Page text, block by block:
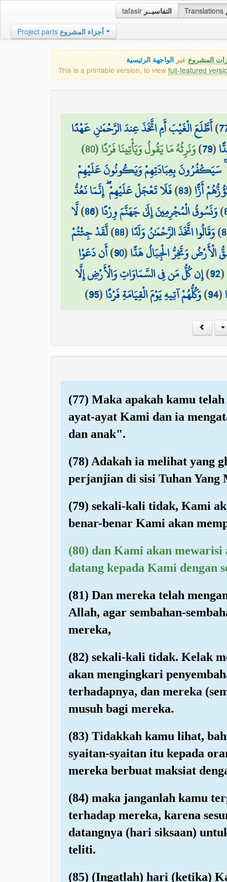
tafasir التفاسيــر Translations
Project parts أجزاء المشروع
المشروع عبر الواجهة الرئيسية
This is a printable version, to view full-featured
)أَطَّلَعَ الْغَيْبَ أَمِ اتَّخَذَ عِندَ الرَّحْمَٰنِ عَهْدًا
(
79
)وَنَرِثُهُ مَا يَقُولُ وَيَأْتِينَا فَرْدًا (80)
سَيَكْفُرُونَ بِعِبَادَتِهِمْ وَيَكُونُونَ عَلَيْهِمْ
أَزًّا(
83
)فَلَا تَعْجَلْ عَلَيْهِمْ ۖ إِنَّمَا نَعُدُّ
)وَنَسُوقُ الْمُجْرِمِينَ إِلَىٰ جَهَنَّمَ وِرْدًا(
86
)لَّا
)وَقَالُوا اتَّخَذَ الرَّحْمَٰنُ وَلَدًا(
88
)لَّقَدْ جِئْتُمْ
وَتَخِرُّ الْجِبَالُ هَدًّا(
90
)أَن دَعَوْا
(
92
)إِن كُلُّ مَن فِي السَّمَاوَاتِ وَالْأَرْضِ إِلَّا
(
94
)وَكُلُّهُمْ آتِيهِ يَوْمَ الْقِيَامَةِ فَرْدًا(
95
)
(77) Maka apakah kamu
ayat-ayat Kami dan ia
dan anak".
(78) Adakah ia melihat yang
perjanjian di sisi Tuhan Yang
(79) sekali-kali tidak, Kami
benar-benar Kami akan
(80) dan Kami akan
datang kepada Kami dengan
(81) Dan mereka telah
Allah, agar sembahan-
mereka,
(82) sekali-kali tidak. Kelak
akan mengingkari
terhadapnya, dan mereka
musuh bagi mereka.
(83) Tidakkah kamu lihat,
syaitan-syaitan itu kepada
mereka berbuat maksiat
(84) maka janganlah kamu
terhadap mereka, karena
datangnya (hari siksaan)
teliti.
(85) (Ingatlah) hari (ketika)